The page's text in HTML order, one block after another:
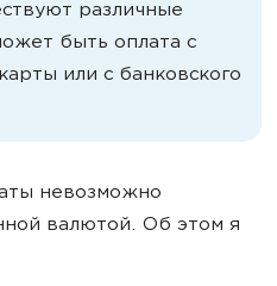
различные
быть оплата с
или с банковского
невозможно
валютой. Об этом я